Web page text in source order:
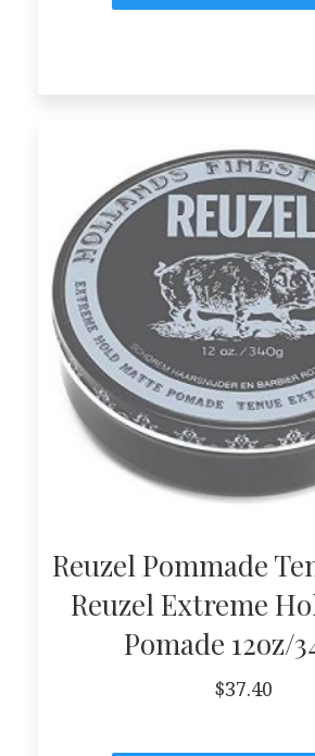
Reuzel Pommade
Reuzel Extreme
Pomade 12oz/
$37.40